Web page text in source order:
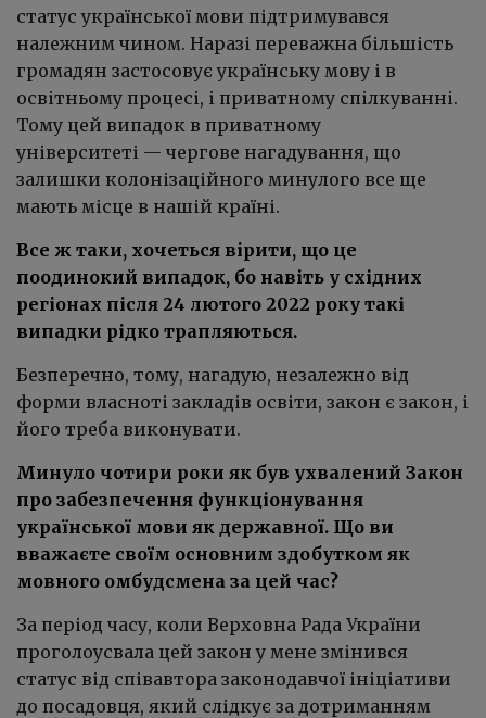
статус української мови підтримувався
належним чином. Наразі переважна більшість
громадян застосовує українську мову і в
освітньому процесі, і приватному спілкуванні.
Тому цей випадок в приватному
університеті — чергове нагадування, що
залишки колонізаційного минулого все ще
мають місце в нашій країні.
Все ж таки, хочеться вірити, що це
поодинокий випадок, бо навіть у східних
регіонах після 24 лютого 2022 року такі
випадки рідко трапляються.
Безперечно, тому, нагадую, незалежно від
форми власноті закладів освіти, закон є закон, і
його треба виконувати.
Минуло чотири роки як був ухвалений Закон
про забезпечення функціонування
української мови як державної. Що ви
вважаєте своїм основним здобутком як
мовного омбудсмена за цей час?
За період часу, коли Верховна Рада України
проголоусвала цей закон у мене змінився
статус від співавтора законодавчої ініціативи
до посадовця, який слідкує за дотриманням